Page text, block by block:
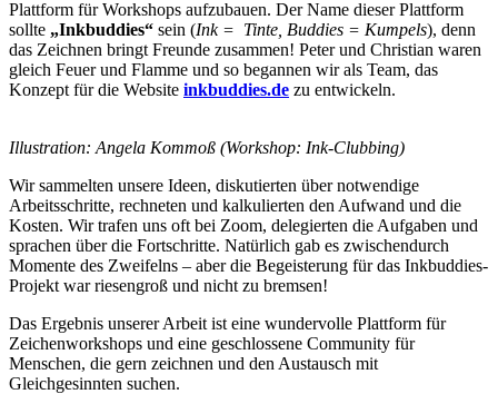
Plattform für Workshops aufzubauen. Der Name dieser Plattform
sollte „Inkbuddies“ sein (Ink = Tinte, Buddies = Kumpels), denn
das Zeichnen bringt Freunde zusammen! Peter und Christian waren
gleich Feuer und Flamme und so begannen wir als Team, das
Konzept für die Website inkbuddies.de zu entwickeln.
Illustration: Angela Kommoß (Workshop: Ink-Clubbing)
Wir sammelten unsere Ideen, diskutierten über notwendige
Arbeitsschritte, rechneten und kalkulierten den Aufwand und die
Kosten. Wir trafen uns oft bei Zoom, delegierten die Aufgaben und
sprachen über die Fortschritte. Natürlich gab es zwischendurch
Momente des Zweifelns – aber die Begeisterung für das Inkbuddies-
Projekt war riesengroß und nicht zu bremsen!
Das Ergebnis unserer Arbeit ist eine wundervolle Plattform für
Zeichenworkshops und eine geschlossene Community für
Menschen, die gern zeichnen und den Austausch mit
Gleichgesinnten suchen.